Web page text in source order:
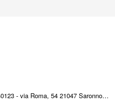
Smart Touch srl - P.IVA IT-03357540123 - via Roma, 54 21047 Saronno (VA) ITALY